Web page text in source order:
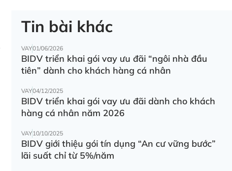
Tin bài khác
VAY01/06/2026
BIDV triển khai gói vay ưu đãi “ngôi nhà đầu
tiên” dành cho khách hàng cá nhân
VAY04/12/2025
BIDV triển khai gói vay ưu đãi dành cho khách
hàng cá nhân năm 2026
VAY10/10/2025
BIDV giới thiệu gói tín dụng “An cư vững bước”
lãi suất chỉ từ 5%/năm